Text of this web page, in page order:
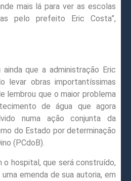
mais lá para ver as escolas
pelo prefeito Eric Costa”,
que a administração Eric
levar obras importantíssimas
lembrou que o maior problema
de água que agora
numa ação conjunta da
do Estado por determinação
(PCdoB).
hospital, que será construído,
emenda de sua autoria, em